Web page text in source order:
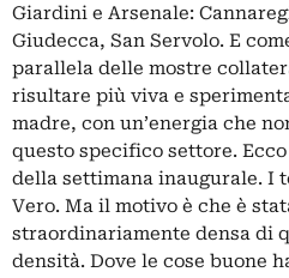
Giardini e Arsenale:
Giudecca, San Servolo. E
parallela delle mostre
risultare più viva e
madre, con un’energia che
questo specifico settore.
della settimana inaugurale. I
Vero. Ma il motivo è che è
straordinariamente densa di
densità. Dove le cose buone